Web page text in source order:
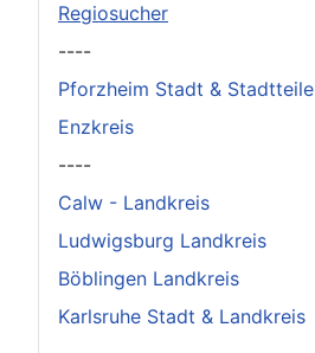
Regiosucher
----
Pforzheim Stadt & Stadtteile
Enzkreis
----
Calw - Landkreis
Ludwigsburg Landkreis
Böblingen Landkreis
Karlsruhe Stadt & Landkreis